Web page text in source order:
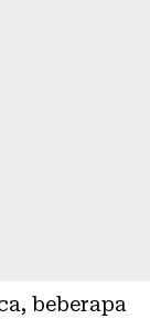
beberapa